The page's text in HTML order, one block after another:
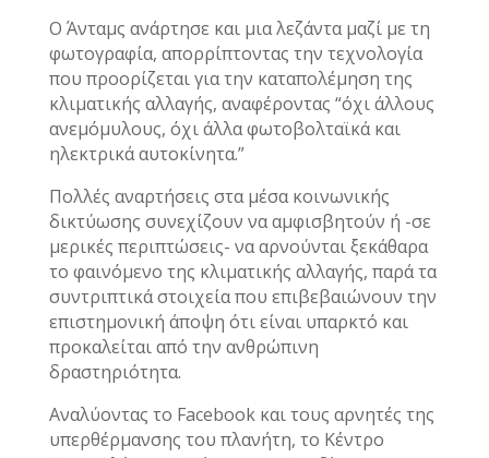
Ο Άνταμς ανάρτησε και μια λεζάντα μαζί με τη
φωτογραφία, απορρίπτοντας την τεχνολογία
που προορίζεται για την καταπολέμηση της
κλιματικής αλλαγής, αναφέροντας “όχι άλλους
ανεμόμυλους, όχι άλλα φωτοβολταϊκά και
ηλεκτρικά αυτοκίνητα.”
Πολλές αναρτήσεις στα μέσα κοινωνικής
δικτύωσης συνεχίζουν να αμφισβητούν ή -σε
μερικές περιπτώσεις- να αρνούνται ξεκάθαρα
το φαινόμενο της κλιματικής αλλαγής, παρά τα
συντριπτικά στοιχεία που επιβεβαιώνουν την
επιστημονική άποψη ότι είναι υπαρκτό και
προκαλείται από την ανθρώπινη
δραστηριότητα.
Αναλύοντας το Facebook και τους αρνητές της
υπερθέρμανσης του πλανήτη, το Κέντρο